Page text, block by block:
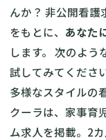
んか？ 非公開看
をもとに、 あなた
します。 次のよ
試してみてくださ
多様なスタイルの
クーラは、家事育
ム求人を掲載。2